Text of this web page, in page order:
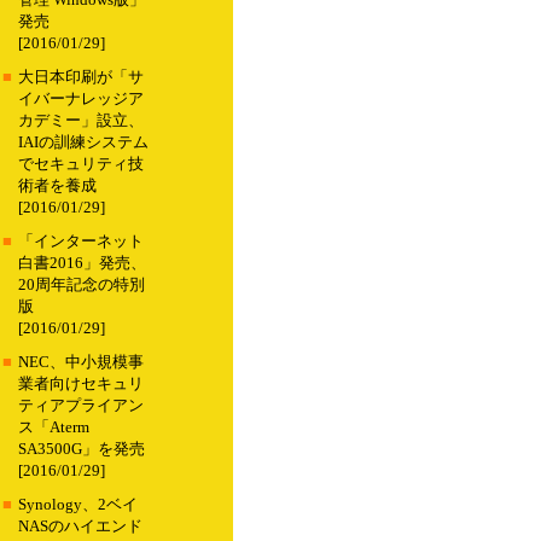
発売
[2016/01/29]
■ 大日本印刷が「サ
イバーナレッジア
カデミー」設立、
IAIの訓練システム
でセキュリティ技
術者を養成
[2016/01/29]
■
「インターネット
白書2016」発売、
20周年記念の特別
版
[2016/01/29]
■ NEC、中小規模事
業者向けセキュリ
ティアプライアン
ス「Aterm
SA3500G」を発売
[2016/01/29]
■ Synology、2ベイ
NASのハイエンド